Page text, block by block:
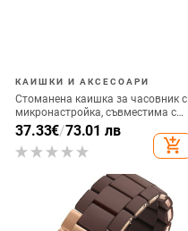
КАИШКИ И АКСЕСОАРИ
Стоманена каишка за часовник с
микронастройка, съвместима с
Daytona и Submariner,
висококачествен петлинков
дизайн, персонализираема
37.33€/73.01 лв
add_shopping_cart